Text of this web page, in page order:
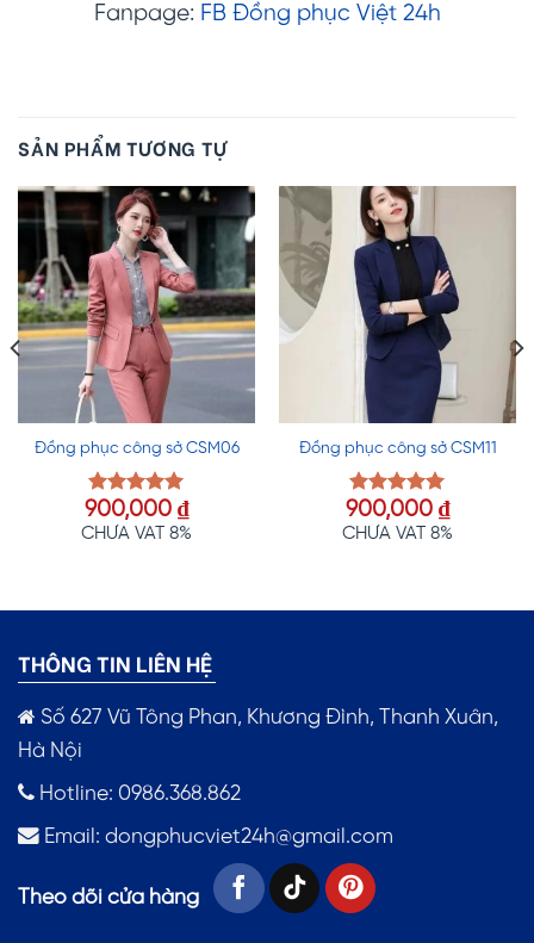
Fanpage: FB Đồng phục Việt 24h
SẢN PHẨM TƯƠNG TỰ
Đồng phục công sở CSM06
Được xếp
hạng5.00
900,000 ₫
CHƯA VAT 8%
Đồng phục công sở CSM11
Được xếp
hạng5.00
900,000 ₫
CHƯA VAT 8%
THÔNG TIN LIÊN HỆ
Số 627 Vũ Tông Phan, Khương Đình, Thanh Xuân,
Hà Nội
Hotline: 0986.368.862
Email: dongphucviet24h@gmail.com
Theo dõi cửa hàng